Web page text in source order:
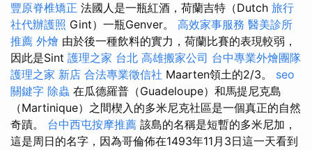
豐原脊椎矯正 法國人是一瓶紅酒，荷蘭吉特（Dutch 旅行
社代辦護照 Gint）一瓶Genver。 高效家事服務 醫美診所
推薦 外燴 由於後一種飲料的實力，荷蘭比賽的表現較弱，
因此是Sint 護理之家 台北 高雄搬家公司 台中專業外燴團隊
護理之家 新店 合法專業徵信社 Maarten領土的2/3。 seo
關鍵字 除蟲 在瓜德羅普（Guadeloupe）和馬提尼克島
（Martinique）之間楔入的多米尼克社區是一個真正的自然
奇蹟。 台中西屯按摩推薦 該島的名稱是短暫的多米尼加，
這是周日的名字，因為哥倫佈在1493年11月3日這一天看到